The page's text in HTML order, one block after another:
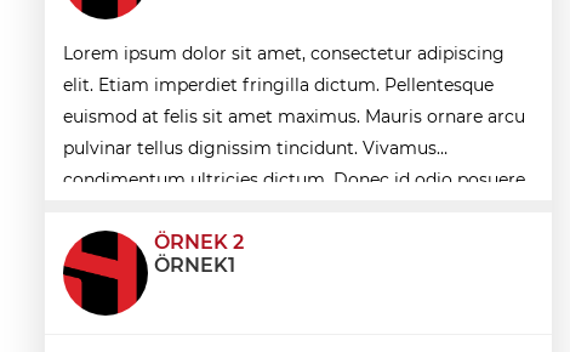
Antalya Büyükşehir zor gününde de
vatandaşın yanında
Kırgız Cumhuriyeti Antalya Başkonsolosu
Başkan Vekili Özdemir’i ziyaret etti
Lorem ipsum dolor sit amet, consectetur adipiscing
elit. Etiam imperdiet fringilla dictum. Pellentesque
euismod at felis sit amet maximus. Mauris ornare arcu
pulvinar tellus dignissim tincidunt. Vivamus
condimentum ultricies dictum. Donec id odio posuere,
ÖRNEK 2
ÖRNEK1